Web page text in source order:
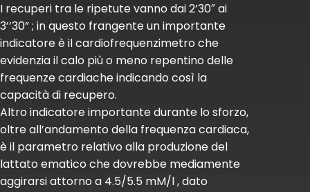
I recuperi tra le ripetute vanno dai 2’30″ ai
3’’30” ; in questo frangente un importante
indicatore è il cardiofrequenzimetro che
evidenzia il calo più o meno repentino delle
frequenze cardiache indicando così la
capacità di recupero.
Altro indicatore importante durante lo sforzo,
oltre all’andamento della frequenza cardiaca,
è il parametro relativo alla produzione del
lattato ematico che dovrebbe mediamente
aggirarsi attorno a 4.5/5.5 mM/l , dato